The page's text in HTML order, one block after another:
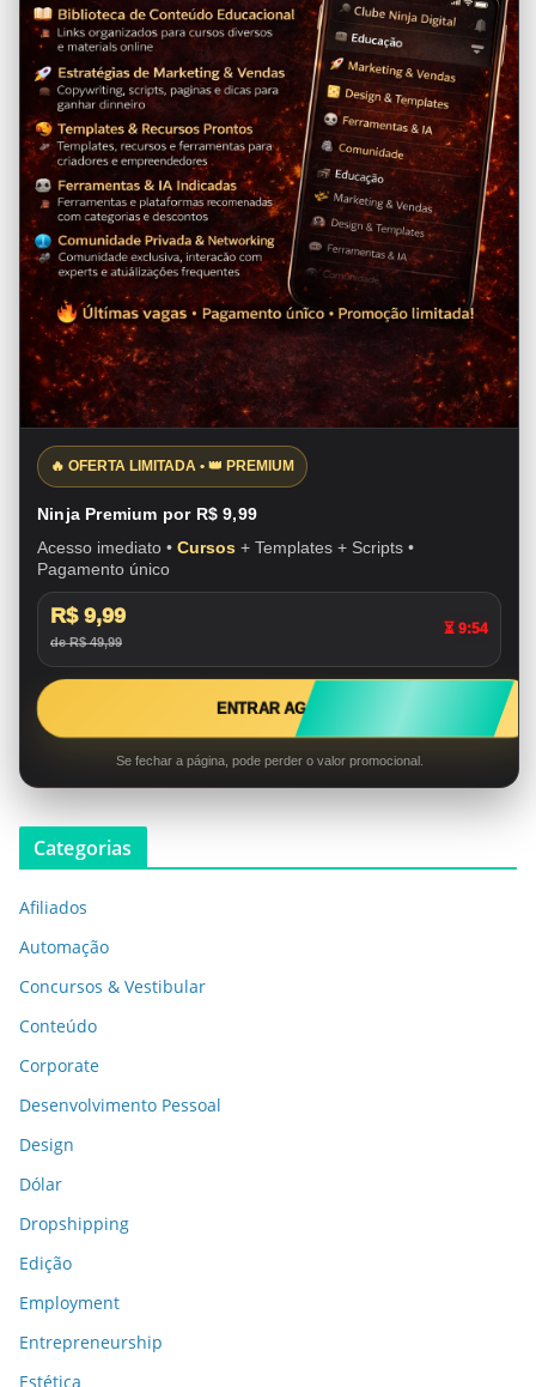
🔥 OFERTA LIMITADA • 👑 PREMIUM
Ninja Premium por R$ 9,99
Acesso imediato • Cursos + Templates + Scripts •
Pagamento único
R$ 9,99
de R$ 49,99
⏳ 9:54
ENTRAR AGORA ➜
Se fechar a página, pode perder o valor promocional.
Categorias
Afiliados
Automação
Concursos & Vestibular
Conteúdo
Corporate
Desenvolvimento Pessoal
Design
Dólar
Dropshipping
Edição
Employment
Entrepreneurship
Estética